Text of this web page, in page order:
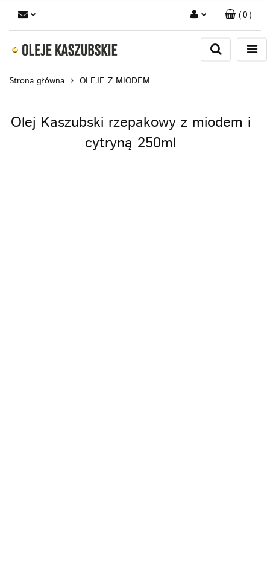
Dodaj zgłoszenie
(0)
Strona główna OLEJE Z MIODEM
Olej Kaszubski rzepakowy z miodem i
cytryną 250ml